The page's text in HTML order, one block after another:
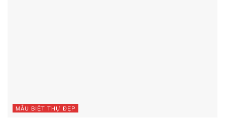
MẪU BIỆT THỰ ĐẸP